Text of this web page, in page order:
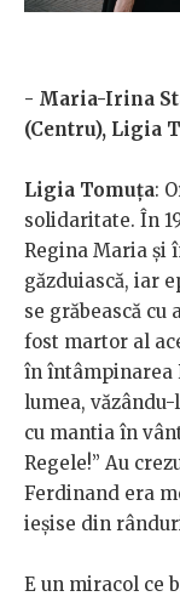
- Maria-Irina
(Centru), Ligia
Ligia Tomuța:
solidaritate. În
Regina Maria și
găzduiască, iar
se grăbească
fost martor al
în întâmpinarea
lumea,
cu mantia în
Regele!” Au
Ferdinand era
ieșise din
E un miracol ce